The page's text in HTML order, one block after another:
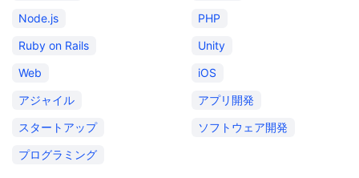
Node.js
PHP
Ruby on Rails
Unity
Web
iOS
アジャイル
アプリ開発
スタートアップ
ソフトウェア開発
プログラミング